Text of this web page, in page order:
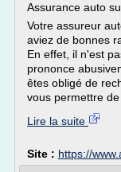
Assurance auto
Votre assureur
aviez de bonnes
En effet, il n'est
prononce
êtes obligé de
vous permettre de
Lire la suite
Site : https://